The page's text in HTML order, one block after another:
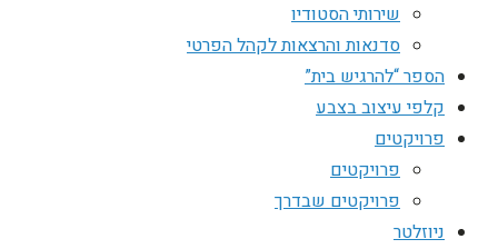
שירותי הסטודיו
סדנאות והרצאות לקהל הפרטי
הספר “להרגיש בית”
קלפי עיצוב בצבע
פרויקטים
פרויקטים
פרויקטים שבדרך
ניוזלטר